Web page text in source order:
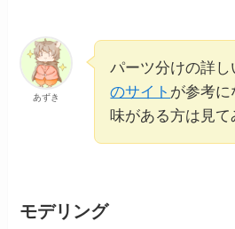
あずき
パーツ分けの詳し
のサイト が参考
味がある方は見て
モデリング